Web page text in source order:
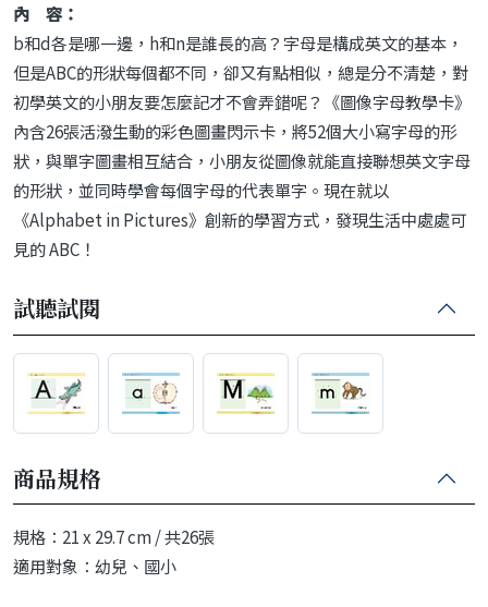
內 容：
b和d各是哪一邊，h和n是誰長的高？字母是構成英文的基本，
但是ABC的形狀每個都不同，卻又有點相似，總是分不清楚，對
初學英文的小朋友要怎麼記才不會弄錯呢？《圖像字母教學卡》
內含26張活潑生動的彩色圖畫閃示卡，將52個大小寫字母的形
狀，與單字圖畫相互結合，小朋友從圖像就能直接聯想英文字母
的形狀，並同時學會每個字母的代表單字。現在就以
《Alphabet in Pictures》創新的學習方式，發現生活中處處可
見的 ABC！
試聽試閱
商品規格
規格：21 x 29.7 cm / 共26張
適用對象：幼兒、國小